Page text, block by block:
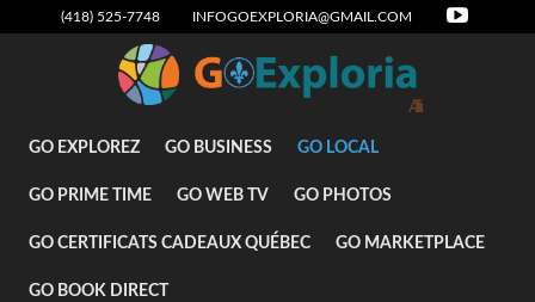
(418) 525-7748 INFOGOEXPLORIA@GMAIL.COM
Attraits
GO EXPLOREZ GO BUSINESS GO LOCAL
GO PRIME TIME GO WEB TV GO PHOTOS
GO CERTIFICATS CADEAUX QUÉBEC GO MARKETPLACE
GO BOOK DIRECT